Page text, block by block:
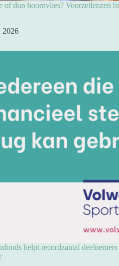
of dun hoornvlies? Voorzetlenzen
2026
helpt recordaantal